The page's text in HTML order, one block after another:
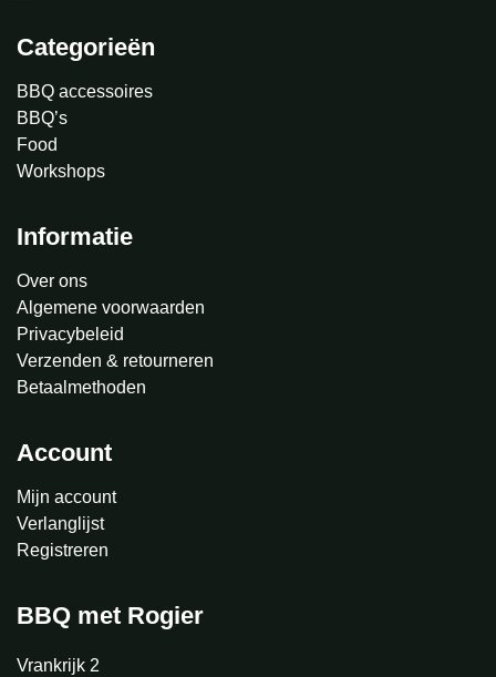
Categorieën
BBQ accessoires
BBQ’s
Food
Workshops
Informatie
Over ons
Algemene voorwaarden
Privacybeleid
Verzenden & retourneren
Betaalmethoden
Account
Mijn account
Verlanglijst
Registreren
BBQ met Rogier
Vrankrijk 2